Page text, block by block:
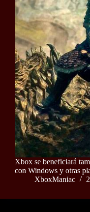
Xbox se beneficiará
con Windows y otras
XboxManiac